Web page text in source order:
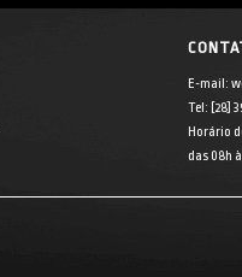
E-mail:
Tel: [28]
Horário
das 08h